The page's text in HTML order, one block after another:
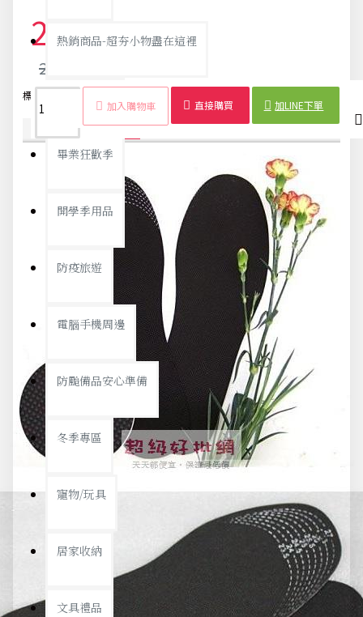
熱銷商品-超夯小物盡在這裡
父親節專頁
畢業狂歡季
開學季用品
防疫旅遊
電腦手機周邊
防颱備品安心準備
冬季專區
寵物/玩具
居家收納
文具禮品
25元
26元
加入購物車 直接購買 加LINE下單
標籤：
商品詳情 配送時間